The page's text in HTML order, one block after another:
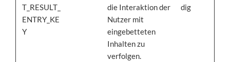
T_RESULT_
ENTRY_KE
Y
die Interaktion der
Nutzer mit
eingebetteten
Inhalten zu
verfolgen.
dig